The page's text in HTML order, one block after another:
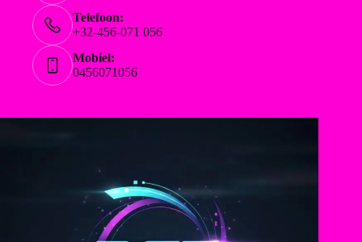
Telefoon:
+32-456-071.056
Mobiel:
0456071056